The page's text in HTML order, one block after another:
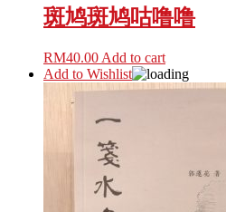
斑鸠斑鸠咕噜噜
RM40.00 Add to cart
Add to Wishlist